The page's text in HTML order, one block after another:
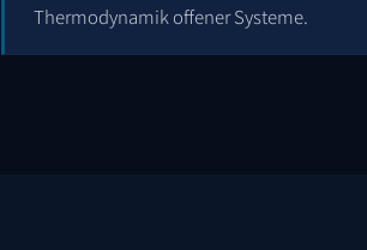
Thermodynamik offener Systeme.